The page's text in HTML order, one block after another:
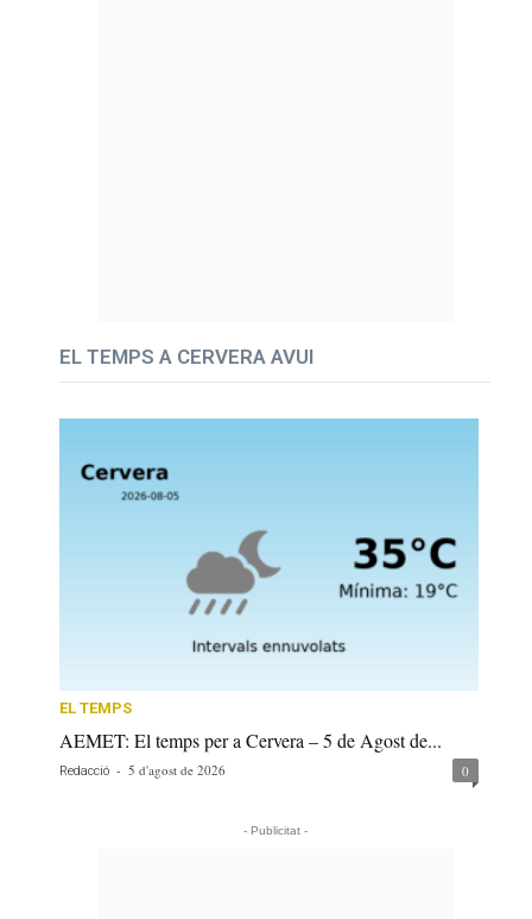
EL TEMPS A CERVERA AVUI
EL TEMPS
AEMET: El temps per a Cervera – 5 de Agost de...
Redacció - 5 d'agost de 2026 0
- Publicitat -